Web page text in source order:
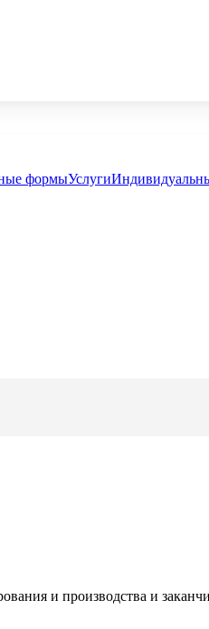
формыУслуги
и производства и